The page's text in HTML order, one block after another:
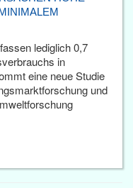
lediglich 0,7
in
eine neue Studie
und